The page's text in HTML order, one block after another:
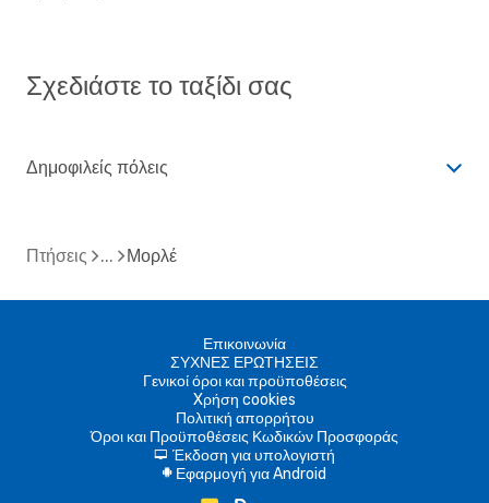
Σχεδιάστε το ταξίδι σας
Δημοφιλείς πόλεις
Πτήσεις Μορλέ
Επικοινωνία
ΣΥΧΝΕΣ ΕΡΩΤΗΣΕΙΣ
Γενικοί όροι και προϋποθέσεις
Xρήση cookies
Πολιτική απορρήτου
Όροι και Προϋποθέσεις Κωδικών Προσφοράς
d Έκδοση για υπολογιστή
A Εφαρμογή για Android